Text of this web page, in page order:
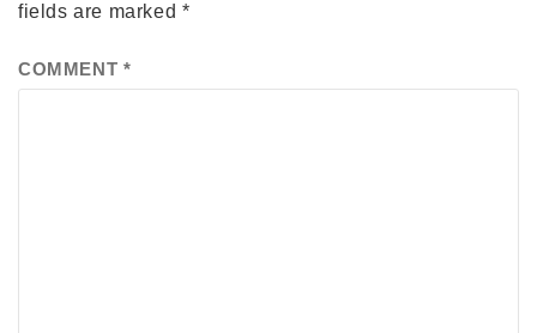
fields are marked *
COMMENT *